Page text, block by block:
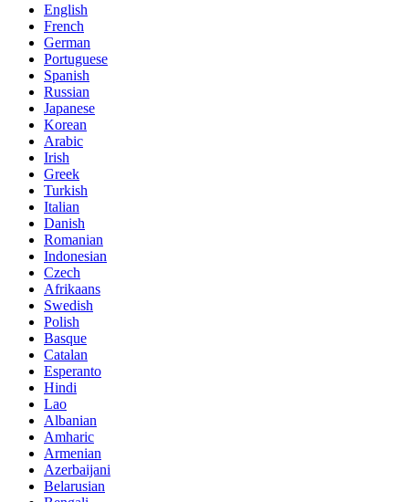
English
French
German
Portuguese
Spanish
Russian
Japanese
Korean
Arabic
Irish
Greek
Turkish
Italian
Danish
Romanian
Indonesian
Czech
Afrikaans
Swedish
Polish
Basque
Catalan
Esperanto
Hindi
Lao
Albanian
Amharic
Armenian
Azerbaijani
Belarusian